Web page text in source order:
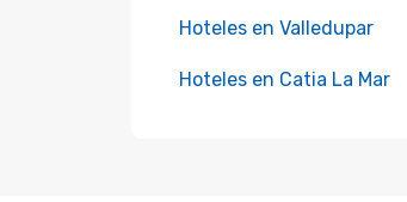
Hoteles en Valledupar
Hoteles en Catia La Mar